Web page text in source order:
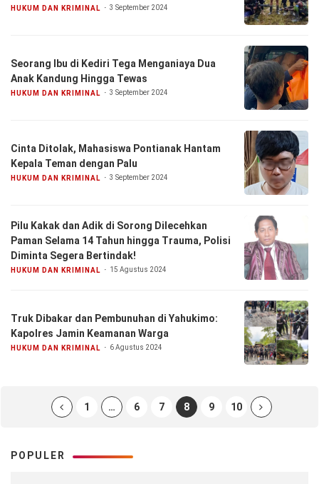
HUKUM DAN KRIMINAL 3 September 2024
Seorang Ibu di Kediri Tega Menganiaya Dua
Anak Kandung Hingga Tewas
HUKUM DAN KRIMINAL 3 September 2024
Cinta Ditolak, Mahasiswa Pontianak Hantam
Kepala Teman dengan Palu
HUKUM DAN KRIMINAL 3 September 2024
Pilu Kakak dan Adik di Sorong Dilecehkan
Paman Selama 14 Tahun hingga Trauma, Polisi
Diminta Segera Bertindak!
HUKUM DAN KRIMINAL 15 Agustus 2024
Truk Dibakar dan Pembunuhan di Yahukimo:
Kapolres Jamin Keamanan Warga
HUKUM DAN KRIMINAL 6 Agustus 2024
1 … 6 7 8 9 10
POPULER